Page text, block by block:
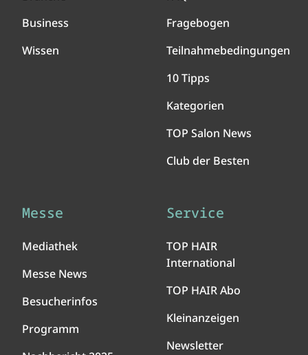
Business
Wissen
Fragebogen
Teilnahmebedingungen
10 Tipps
Kategorien
TOP Salon News
Club der Besten
Messe
Mediathek
Messe News
Besucherinfos
Programm
Service
TOP HAIR
International
TOP HAIR Abo
Kleinanzeigen
Newsletter